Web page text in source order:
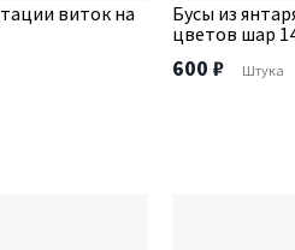
виток на
Бусы из
цветов шар
600 ₽ Штука